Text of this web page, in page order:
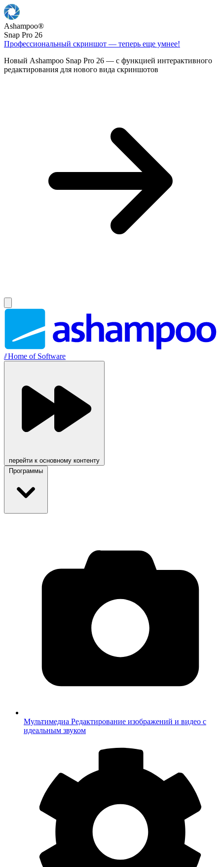
Ashampoo®
Snap Pro 26
Профессиональный скриншот — теперь еще умнее!
Новый Ashampoo Snap Pro 26 — с функцией интерактивного
редактирования для нового вида скриншотов
//Home of Software
перейти к основному контенту
Программы
Мультимедиа Редактирование изображений и видео с
идеальным звуком